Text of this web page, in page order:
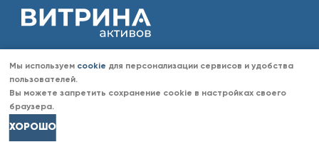
является публичной офертой, определяемой положениями Статьи 437 Гражданского кодекса РФ.
Любое копирование информации с сайта разрешено только с согласия администрации «Витрина
информации (объявлений) без объяснений причин отказа.
Долги
Мы используем cookie для персонализации сервисов и удобства
пользователей.
Вы можете запретить сохранение cookie в настройках своего
браузера.
ХОРОШО